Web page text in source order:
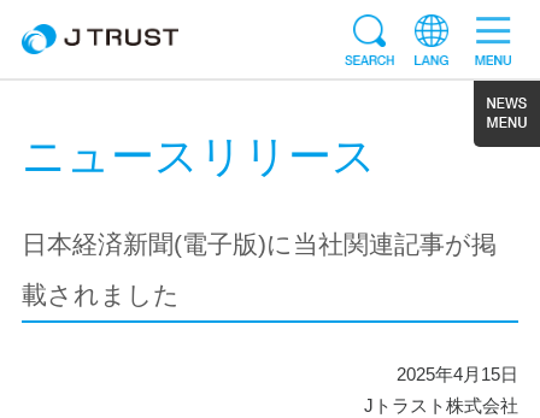
ニュースリリース
日本経済新聞(電子版)に当社関連記事が掲
載されました
2025年4月15日
Jトラスト株式会社